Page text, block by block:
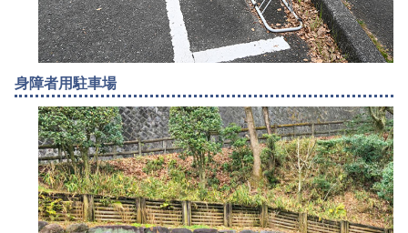
身障者用駐車場